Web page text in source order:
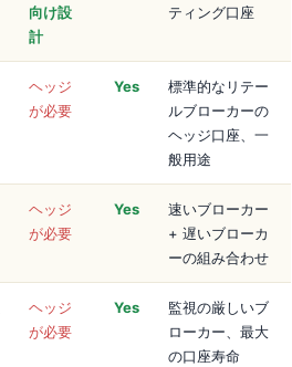
向け設
計
ティング口座
ヘッジ
が必要
Yes
標準的なリテー
ルブローカーの
ヘッジ口座、一
般用途
ヘッジ
が必要
Yes
速いブローカー
+ 遅いブローカ
ーの組み合わせ
ヘッジ
が必要
Yes
監視の厳しいブ
ローカー、最大
の口座寿命